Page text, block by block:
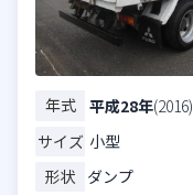
年式 平成28年(2016)
サイズ 小型
形状 ダンプ